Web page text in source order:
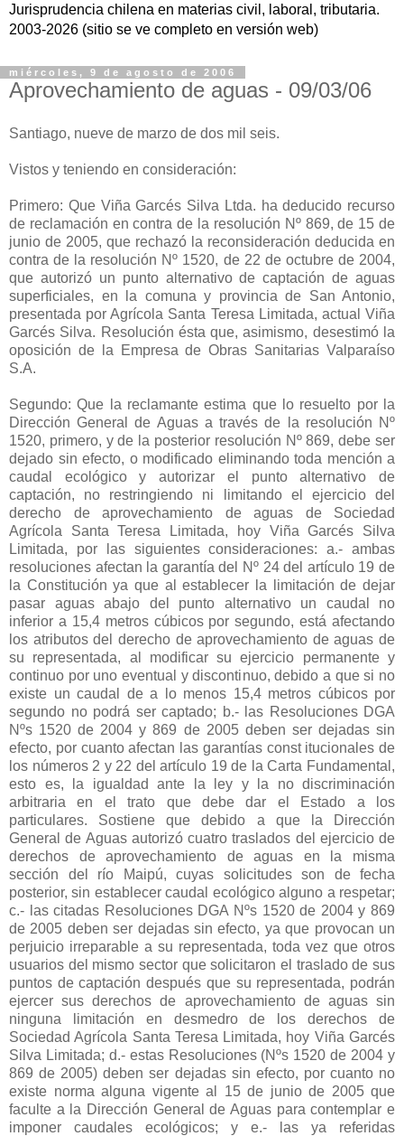
Jurisprudencia chilena en materias civil, laboral, tributaria.
2003-2026 (sitio se ve completo en versión web)
miércoles, 9 de agosto de 2006
Aprovechamiento de aguas - 09/03/06
Santiago, nueve de marzo de dos mil seis.
Vistos y teniendo en consideración:
Primero: Que Viña Garcés Silva Ltda. ha deducido recurso
de reclamación en contra de la resolución Nº 869, de 15 de
junio de 2005, que rechazó la reconsideración deducida en
contra de la resolución Nº 1520, de 22 de octubre de 2004,
que autorizó un punto alternativo de captación de aguas
superficiales, en la comuna y provincia de San Antonio,
presentada por Agrícola Santa Teresa Limitada, actual Viña
Garcés Silva. Resolución ésta que, asimismo, desestimó la
oposición de la Empresa de Obras Sanitarias Valparaíso
S.A.
Segundo: Que la reclamante estima que lo resuelto por la
Dirección General de Aguas a través de la resolución Nº
1520, primero, y de la posterior resolución Nº 869, debe ser
dejado sin efecto, o modificado eliminando toda mención a
caudal ecológico y autorizar el punto alternativo de
captación, no restringiendo ni limitando el ejercicio del
derecho de aprovechamiento de aguas de Sociedad
Agrícola Santa Teresa Limitada, hoy Viña Garcés Silva
Limitada, por las siguientes consideraciones: a.- ambas
resoluciones afectan la garantía del Nº 24 del artículo 19 de
la Constitución ya que al establecer la limitación de dejar
pasar aguas abajo del punto alternativo un caudal no
inferior a 15,4 metros cúbicos por segundo, está afectando
los atributos del derecho de aprovechamiento de aguas de
su representada, al modificar su ejercicio permanente y
continuo por uno eventual y discontinuo, debido a que si no
existe un caudal de a lo menos 15,4 metros cúbicos por
segundo no podrá ser captado; b.- las Resoluciones DGA
Nºs 1520 de 2004 y 869 de 2005 deben ser dejadas sin
efecto, por cuanto afectan las garantías const itucionales de
los números 2 y 22 del artículo 19 de la Carta Fundamental,
esto es, la igualdad ante la ley y la no discriminación
arbitraria en el trato que debe dar el Estado a los
particulares. Sostiene que debido a que la Dirección
General de Aguas autorizó cuatro traslados del ejercicio de
derechos de aprovechamiento de aguas en la misma
sección del río Maipú, cuyas solicitudes son de fecha
posterior, sin establecer caudal ecológico alguno a respetar;
c.- las citadas Resoluciones DGA Nºs 1520 de 2004 y 869
de 2005 deben ser dejadas sin efecto, ya que provocan un
perjuicio irreparable a su representada, toda vez que otros
usuarios del mismo sector que solicitaron el traslado de sus
puntos de captación después que su representada, podrán
ejercer sus derechos de aprovechamiento de aguas sin
ninguna limitación en desmedro de los derechos de
Sociedad Agrícola Santa Teresa Limitada, hoy Viña Garcés
Silva Limitada; d.- estas Resoluciones (Nºs 1520 de 2004 y
869 de 2005) deben ser dejadas sin efecto, por cuanto no
existe norma alguna vigente al 15 de junio de 2005 que
faculte a la Dirección General de Aguas para contemplar e
imponer caudales ecológicos; y e.- las ya referidas